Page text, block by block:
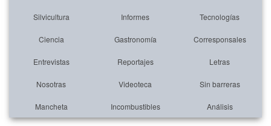
Silvicultura Informes Tecnologías
Ciencia Gastronomía Corresponsales
Entrevistas Reportajes Letras
Nosotras Videoteca Sin barreras
Mancheta Incombustibles Análisis